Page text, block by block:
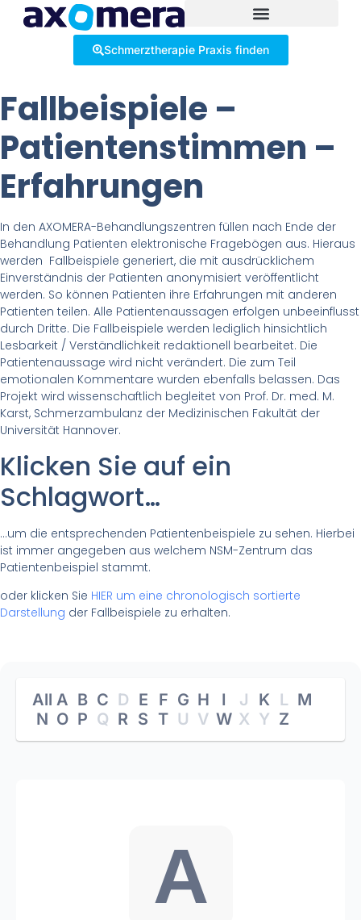
springen
Schmerztherapie Praxis finden
Fallbeispiele –
Patientenstimmen –
Erfahrungen
In den AXOMERA-Behandlungszentren füllen nach Ende der
Behandlung Patienten elektronische Fragebögen aus. Hieraus
werden Fallbeispiele generiert, die mit ausdrücklichem
Einverständnis der Patienten anonymisiert veröffentlicht
werden. So können Patienten ihre Erfahrungen mit anderen
Patienten teilen. Alle Patientenaussagen erfolgen unbeeinflusst
durch Dritte. Die Fallbeispiele werden lediglich hinsichtlich
Lesbarkeit / Verständlichkeit redaktionell bearbeitet. Die
Patientenaussage wird nicht verändert. Die zum Teil
emotionalen Kommentare wurden ebenfalls belassen. Das
Projekt wird wissenschaftlich begleitet von Prof. Dr. med. M.
Karst, Schmerzambulanz der Medizinischen Fakultät der
Universität Hannover.
Klicken Sie auf ein
Schlagwort…
…um die entsprechenden Patientenbeispiele zu sehen. Hierbei
ist immer angegeben aus welchem NSM-Zentrum das
Patientenbeispiel stammt.
oder klicken Sie HIER um eine chronologisch sortierte
Darstellung der Fallbeispiele zu erhalten.
All A B C D E F G H I J K L M
N O P Q R S T U V W X Y Z
A